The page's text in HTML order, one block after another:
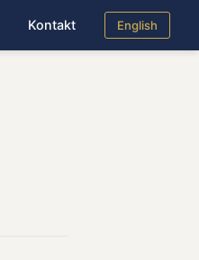
Kontakt English